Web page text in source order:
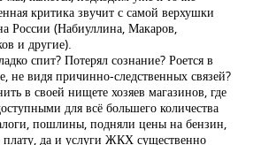
критика звучит с самой верхушки
России (Набиуллина, Макаров,
и другие).
спит? Потерял сознание? Роется в
не видя причинно-следственных связей?
в своей нищете хозяев магазинов, где
для всё большего количества
пошлины, подняли цены на бензин,
да и услуги ЖКХ существенно